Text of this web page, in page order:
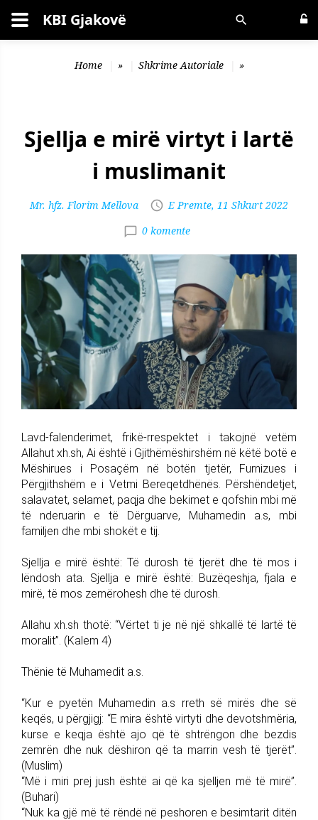
Kërko KBI Gjakovë
Home » Shkrime Autoriale »
Sjellja e mirë virtyt i lartë
i muslimanit
Mr. hfz. Florim Mellova
E Premte, 11 Shkurt 2022
0 komente
Lavd-falenderimet, frikë-rrespektet i takojnë vetëm
Allahut xh.sh, Ai është i Gjithëmëshirshëm në këtë botë e
Mëshirues i Posaçëm në botën tjetër, Furnizues i
Përgjithshëm e i Vetmi Bereqetdhënës. Përshëndetjet,
salavatet, selamet, paqja dhe bekimet e qofshin mbi më
të nderuarin e të Dërguarve, Muhamedin a.s, mbi
familjen dhe mbi shokët e tij.
Sjellja e mirë është: Të durosh të tjerët dhe të mos i
lëndosh ata. Sjellja e mirë është: Buzëqeshja, fjala e
mirë, të mos zemërohesh dhe të durosh.
Allahu xh.sh thotë: “Vërtet ti je në një shkallë të lartë të
moralit”. (Kalem 4)
Thënie të Muhamedit a.s.
“Kur e pyetën Muhamedin a.s rreth së mirës dhe së
keqës, u përgjigj: “E mira është virtyti dhe devotshmëria,
kurse e keqja është ajo që të shtrëngon dhe bezdis
zemrën dhe nuk dëshiron që ta marrin vesh të tjerët”.
(Muslim)
“Më i miri prej jush është ai që ka sjelljen më të mirë”.
(Buhari)
“Nuk ka gjë më të rëndë në peshoren e besimtarit ditën